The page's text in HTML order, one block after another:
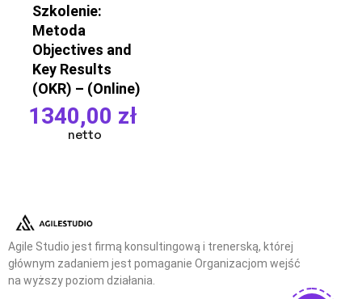
Szkolenie:
Metoda
Objectives and
Key Results
(OKR) – (Online)
1340,00 zł
netto
Agile Studio jest firmą konsultingową i trenerską, której
głównym zadaniem jest pomaganie Organizacjom wejść
na wyższy poziom działania.